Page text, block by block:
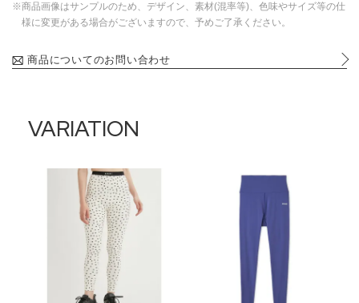
※商品画像はサンプルのため、デザイン、素材(混率等)、色味やサイズ等の仕
様に変更がある場合がございますので、予めご了承ください。
商品についてのお問い合わせ
VARIATION